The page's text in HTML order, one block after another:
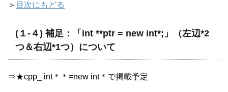
＞ 目次にもどる
(１-４) 補足：「int **ptr = new int*;」（左辺*2
つ＆右辺*1つ）について
⇒★cpp_ int＊＊=new int＊で掲載予定